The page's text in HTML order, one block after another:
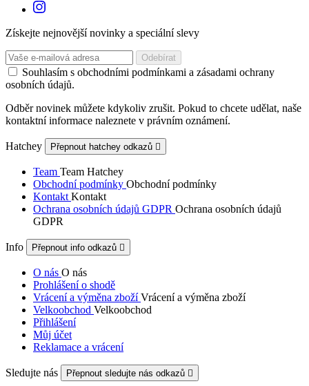
Získejte nejnovější novinky a speciální slevy
Souhlasím s obchodními podmínkami a zásadami ochrany
osobních údajů.
Odběr novinek můžete kdykoliv zrušit. Pokud to chcete udělat, naše
kontaktní informace naleznete v právním oznámení.
Hatchey Přepnout hatchey odkazů 
Team Team Hatchey
Obchodní podmínky Obchodní podmínky
Kontakt Kontakt
Ochrana osobních údajů GDPR Ochrana osobních údajů
GDPR
Info Přepnout info odkazů 
O nás O nás
Prohlášení o shodě
Vrácení a výměna zbožíVrácení a výměna zboží
Velkoobchod Velkoobchod
Přihlášení
Můj účet
Reklamace a vrácení
Sledujte nás Přepnout sledujte nás odkazů 